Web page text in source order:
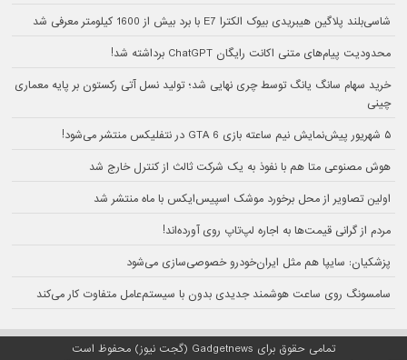
شاسی‌بلند پلاگین هیبریدی بیوک الکترا E7 با برد بیش از 1600 کیلومتر معرفی شد
محدودیت پیام‌های متنی اکانت رایگان ChatGPT برداشته شد!
خرید سهام سانگ‌ یانگ توسط چری نهایی شد؛ تولید نسل آتی رکستون بر پایه معماری
چینی
۵ شهریور پیش‌نمایش نیم ساعته بازی GTA 6 در نتفلیکس منتشر می‌شود!
هوش مصنوعی متا هم با نفوذ به یک شرکت ثالث از کنترل خارج شد
اولین تصاویر از محل برخورد موشک اسپیس‌ایکس با ماه منتشر شد
مردم از گرانی قیمت‌ها به اجاره لپ‌تاپ روی آورده‌اند!
پزشکیان: سایپا هم مثل ایران‌خودرو خصوصی‌سازی می‌شود
سامسونگ روی ساعت هوشمند جدیدی بدون با سیستم‌عامل متفاوت کار می‌کند
تمامی حقوق برای Gadgetnews (گجت نیوز) محفوظ است